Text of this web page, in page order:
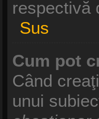
respectivă
Sus
Cum pot
Când
unui